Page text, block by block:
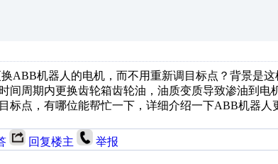
ABB机器人的电机，而不用重新调目标点？背景是
间周期内更换齿轮箱齿轮油，油质变质导致渗油到电
标点，有哪位能帮忙一下，详细介绍一下ABB机器
回复楼主 举报